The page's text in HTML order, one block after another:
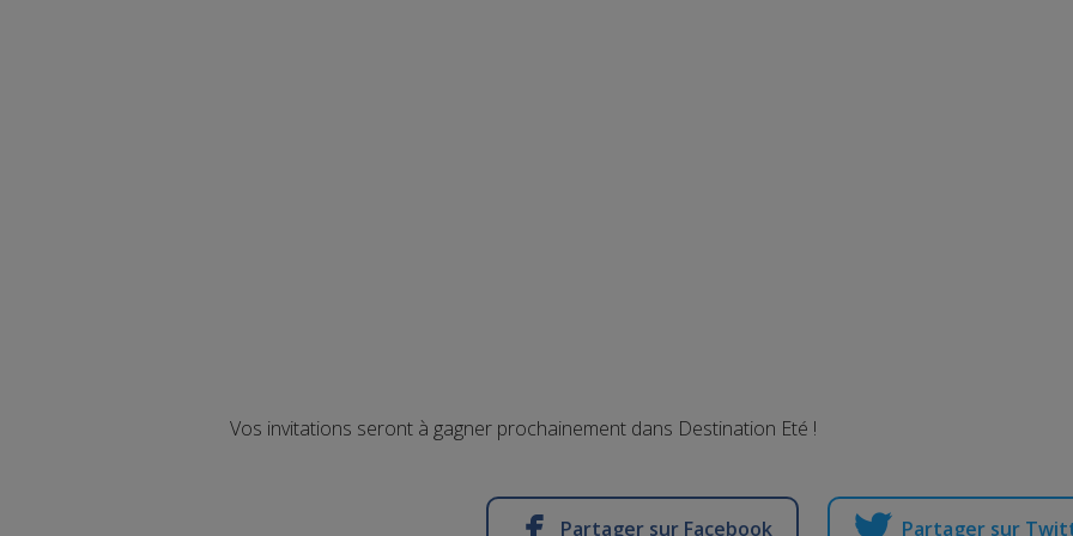
Vos invitations seront à gagner prochainement dans Destination Eté !
Partager sur Facebook Partager sur